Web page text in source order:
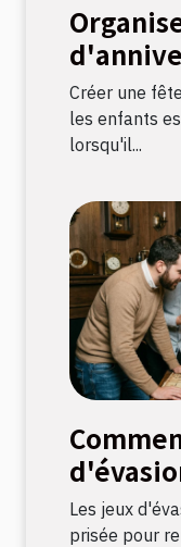
avec
sur le
Créer une
les enfants
lorsqu'il...
les
Les jeux
prisée pour